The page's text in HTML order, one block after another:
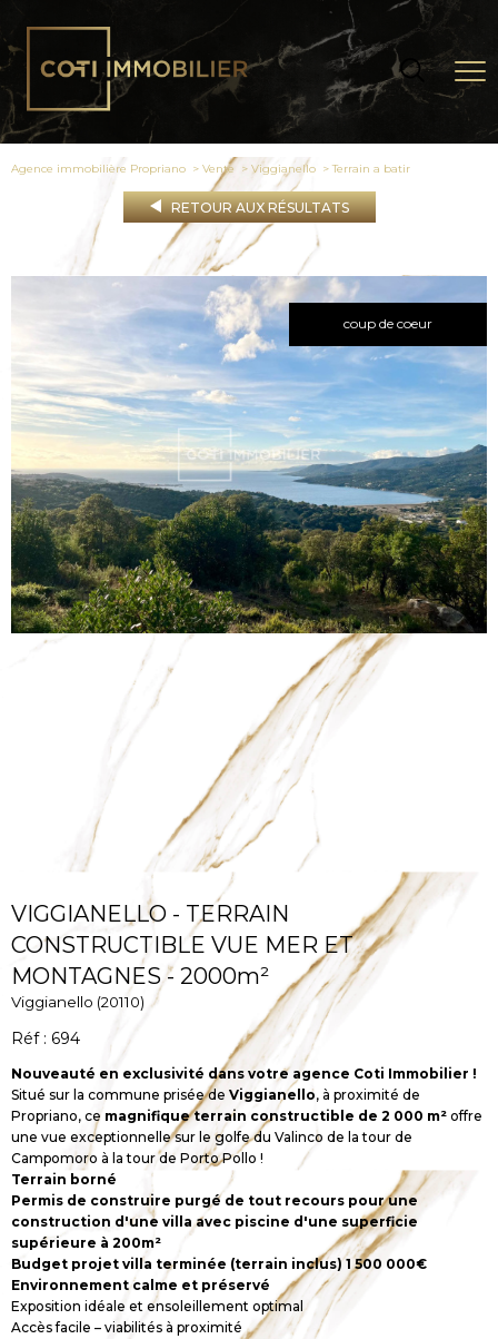
Agence immobilière Propriano Vente Viggianello terrain a batir
RETOUR AUX RÉSULTATS
coup de coeur
VIGGIANELLO - TERRAIN
CONSTRUCTIBLE VUE MER ET
MONTAGNES - 2000m²
Viggianello (20110)
Réf : 694
Nouveauté en exclusivité dans votre agence Coti Immobilier !
Situé sur la commune prisée de Viggianello, à proximité de
Propriano, ce magnifique terrain constructible de 2 000 m² offre
une vue exceptionnelle sur le golfe du Valinco de la tour de
Campomoro à la tour de Porto Pollo !
Terrain borné
Permis de construire purgé de tout recours pour une
construction d'une villa avec piscine d'une superficie
supérieure à 200m²
Budget projet villa terminée (terrain inclus) 1 500 000€
Environnement calme et préservé
Exposition idéale et ensoleillement optimal
Accès facile – viabilités à proximité